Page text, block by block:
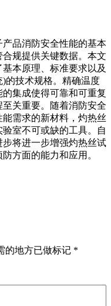
品消防安全性能的基本
规提供关键数据。本文
本原理、标准要求以及
的技术规格。精确温度
集成使得可靠和可重复
关重要。随着消防安全
需求的新材料，灼热丝
室不可或缺的工具。自
将进一步增强灼热丝试
方面的能力和应用。
的地方已做标记 *